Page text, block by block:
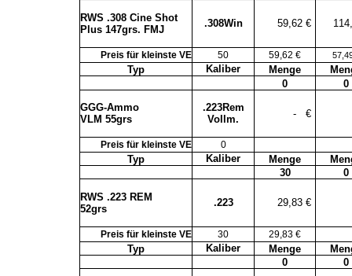
RWS .308 Cine Shot
Plus 147grs. FMJ
.308Win 59,62 €
Preis für kleinste VE 50 59,62 €
Typ Kaliber Menge
0
0
GGG-Ammo
VLM 55grs
.223Rem
Vollm.
- €
Preis für kleinste VE 0
Typ Kaliber Menge
30
0
RWS .223 REM
52grs
.223 29,83 €
Preis für kleinste VE 30 29,83 €
Typ Kaliber Menge
0
0